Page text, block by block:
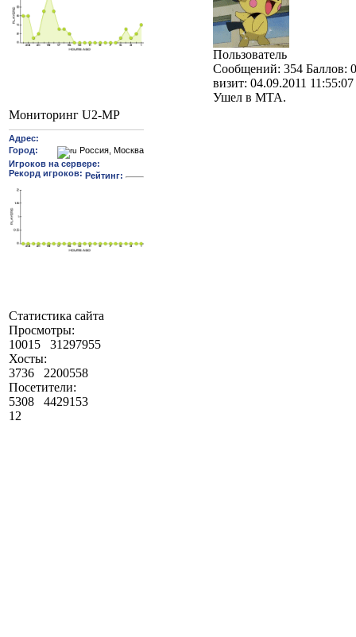
Мониторинг U2-MP
Статистика сайта
Просмотры:
10015
31297955
Хосты:
3736
2200558
Посетители:
5308
4429153
12
Пользователь
Cообщений: 354 Баллов: 0
визит: 04.09.2011 11:55:07
Ушел в MTA.